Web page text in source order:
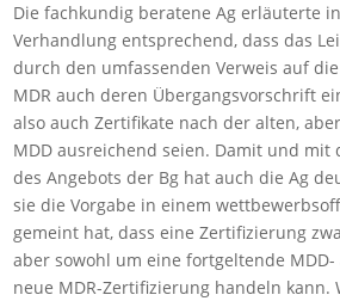
Die fachkundig beratene Ag erläuterte
Verhandlung entsprechend, dass das
durch den umfassenden Verweis auf
MDR auch deren Übergangsvorschrift
also auch Zertifikate nach der alten,
MDD ausreichend seien. Damit und mit
des Angebots der Bg hat auch die Ag
sie die Vorgabe in einem
gemeint hat, dass eine Zertifizierung
aber sowohl um eine fortgeltende
neue MDR-Zertifizierung handeln kann.